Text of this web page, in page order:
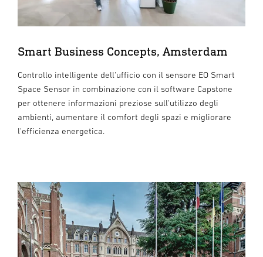
Smart Business Concepts, Amsterdam
Controllo intelligente dell'ufficio con il sensore EO Smart
Space Sensor in combinazione con il software Capstone
per ottenere informazioni preziose sull'utilizzo degli
ambienti, aumentare il comfort degli spazi e migliorare
l'efficienza energetica.